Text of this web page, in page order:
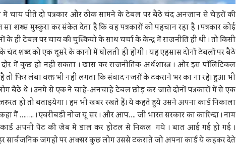
में चाय पीते दो पत्रकार और ठीक सामने के टेबल पर बैठे चंद अनजान से चेहरों की
मुस्कुरा कर संकेत देता है कि वह पत्रकारों को पहचान रहा है । पत्रकार कोई
ही टेबल पर चाय की चुस्कियो के साथ चर्चा के केन्द्र में राजनीति ही थी । तो किसी
शब्द को एक दूसरे के कानो में घोलती ही होगी । यह एहसास दोनों टेबलों पर बैठे
दौर में कुछ हो नहीं सकता । खास कर राजनीतिक अर्थशास्त्र । और इस पॉलिटिकल
फिर लंबा वक्त भी नहीं लगता कि संवाद नजरों के टकराने भर का ना रहे। हुआ भी
बैठे थे । उनमे से एक ने चाहे-अनचाहे टेबल छोड़ कर जाते दोनों पत्रकारों में से एक
हो तो बताइयेगा । हम भी खबर रखते हैं। ये कहते हुये उसने अपना कार्ड निकाला
मैं …….. । एवरीबडी नोज यू सर । और आप…. जी भारत सरकार का कारिन्दा । नाम
अपनी पेंट की जेब में डाल कर होटल से निकल गये । बात आई गई हो गई ।
सार्वजनिक जगहो पर अक्सर कुछ लोग उससे टकराते जो अपना कार्ड ये कहकर देते